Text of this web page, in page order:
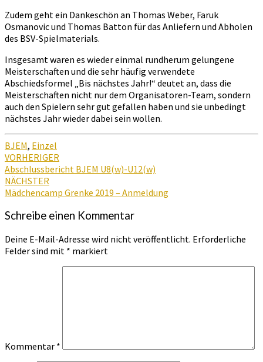
Zudem geht ein Dankeschön an Thomas Weber, Faruk
Osmanovic und Thomas Batton für das Anliefern und Abholen
des BSV-Spielmaterials.
Insgesamt waren es wieder einmal rundherum gelungene
Meisterschaften und die sehr häufig verwendete
Abschiedsformel „Bis nächstes Jahr!“ deutet an, dass die
Meisterschaften nicht nur dem Organisatoren-Team, sondern
auch den Spielern sehr gut gefallen haben und sie unbedingt
nächstes Jahr wieder dabei sein wollen.
BJEM, Einzel
Beitragsnavigation
VORHERIGER
Abschlussbericht BJEM U8(w)-U12(w)
NÄCHSTER
Mädchencamp Grenke 2019 – Anmeldung
Schreibe einen Kommentar
Deine E-Mail-Adresse wird nicht veröffentlicht. Erforderliche
Felder sind mit * markiert
Kommentar *